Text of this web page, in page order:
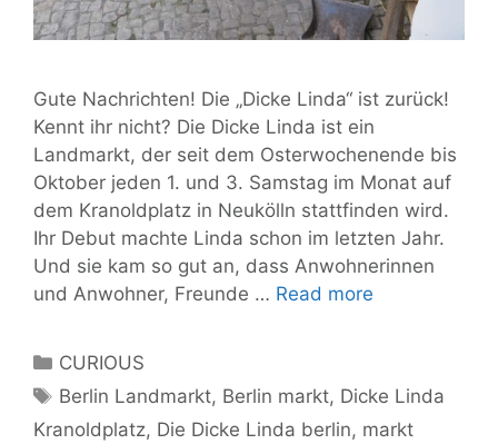
Gute Nachrichten! Die „Dicke Linda“ ist zurück!
Kennt ihr nicht? Die Dicke Linda ist ein
Landmarkt, der seit dem Osterwochenende bis
Oktober jeden 1. und 3. Samstag im Monat auf
dem Kranoldplatz in Neukölln stattfinden wird.
Ihr Debut machte Linda schon im letzten Jahr.
Und sie kam so gut an, dass Anwohnerinnen
und Anwohner, Freunde … Read more
“die
Dicke
Categories
CURIOUS
Tags
Berlin Landmarkt, Berlin markt, Dicke Linda
Kranoldplatz, Die Dicke Linda berlin, markt